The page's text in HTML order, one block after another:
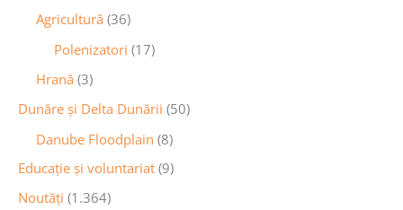
Agricultură (36)
Polenizatori (17)
Hrană (3)
Dunăre și Delta Dunării (50)
Danube Floodplain (8)
Educaţie și voluntariat (9)
Noutăţi (1.364)